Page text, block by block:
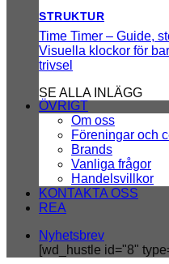
STRUKTUR
Time Timer – Guide,
Visuella klockor för
trivsel
SE ALLA INLÄGG
ÖVRIGT
Om oss
Föreningar och
Brands
Vanliga frågor
Handelsvillkor
KONTAKTA OSS
REA
Nyhetsbrev
[wd_hustle id="8"